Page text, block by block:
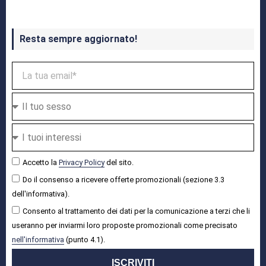
Resta sempre aggiornato!
Accetto la Privacy Policydel sito.
Do il consenso a ricevere offerte promozionali (sezione 3.3
dell'informativa).
Consento al trattamento dei dati per la comunicazione a terzi che li
useranno per inviarmi loro proposte promozionali come precisato
nell'informativa (punto 4.1).
ISCRIVITI